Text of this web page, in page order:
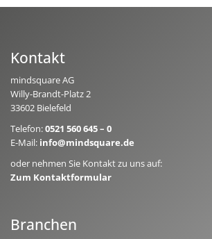
Kontakt
mindsquare AG
Willy-Brandt-Platz 2
33602 Bielefeld
Telefon:0521 560 645 – 0
E-Mail: info@mindsquare.de
oder nehmen Sie Kontakt zu uns auf:
Zum Kontaktformular
Branchen